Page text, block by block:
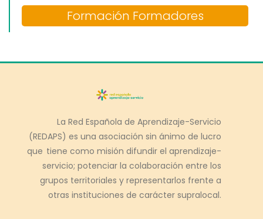
Formación Formadores
La Red Española de Aprendizaje-Servicio
(REDAPS) es una asociación sin ánimo de lucro
que tiene como misión difundir el aprendizaje-
servicio; potenciar la colaboración entre los
grupos territoriales y representarlos frente a
otras instituciones de carácter supralocal.